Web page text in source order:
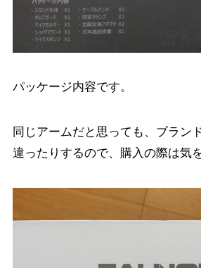
パッケージ内容です。
同じアームだと思っても、ブラン
違ったりするので、購入の際は気